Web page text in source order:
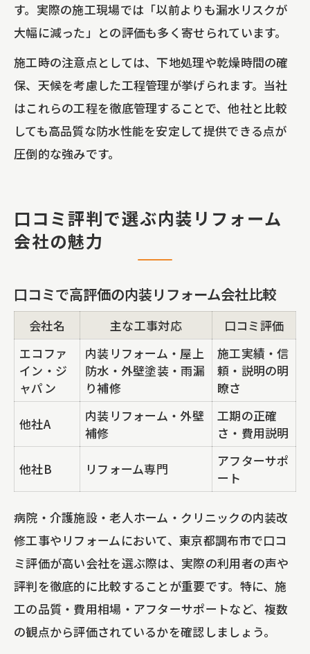
す。実際の施工現場では「以前よりも漏水リスクが
大幅に減った」との評価も多く寄せられています。
施工時の注意点としては、下地処理や乾燥時間の確
保、天候を考慮した工程管理が挙げられます。当社
はこれらの工程を徹底管理することで、他社と比較
しても高品質な防水性能を安定して提供できる点が
圧倒的な強みです。
口コミ評判で選ぶ内装リフォーム
会社の魅力
口コミで高評価の内装リフォーム会社比較
会社名 主な工事対応
口コミ評価
エコファ
イン・ジ
ャパン
内装リフォーム・屋上
防水・外壁塗装・雨漏
り補修
施工実績・信
頼・説明の明
瞭さ
他社A
内装リフォーム・外壁
補修
工期の正確
さ・費用説明
他社B リフォーム専門
アフターサポ
ート
病院・介護施設・老人ホーム・クリニックの内装改
修工事やリフォームにおいて、東京都調布市で口コ
ミ評価が高い会社を選ぶ際は、実際の利用者の声や
評判を徹底的に比較することが重要です。特に、施
工の品質・費用相場・アフターサポートなど、複数
の観点から評価されているかを確認しましょう。